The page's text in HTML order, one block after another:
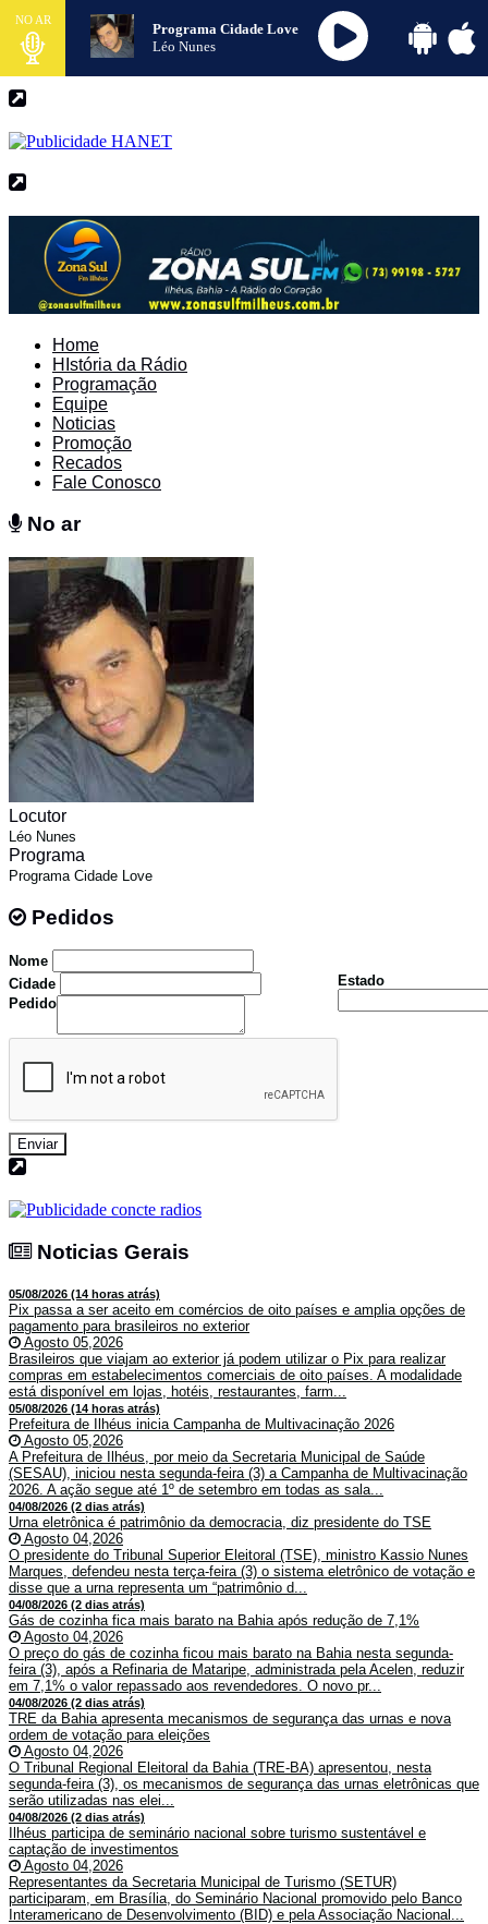
NO AR
Programa Cidade Love
Léo Nunes
Home
HIstória da Rádio
Programação
Equipe
Noticias
Promoção
Recados
Fale Conosco
No ar
Locutor
Léo Nunes
Programa
Programa Cidade Love
Pedidos
Nome
Cidade
Estado
Pedido
Enviar
Noticias Gerais
05/08/2026 (14 horas atrás)
Pix passa a ser aceito em comércios de oito países e amplia opções de
pagamento para brasileiros no exterior
Agosto 05,2026
Brasileiros que viajam ao exterior já podem utilizar o Pix para realizar
compras em estabelecimentos comerciais de oito países. A modalidade
está disponível em lojas, hotéis, restaurantes, farm...
05/08/2026 (14 horas atrás)
Prefeitura de Ilhéus inicia Campanha de Multivacinação 2026
Agosto 05,2026
A Prefeitura de Ilhéus, por meio da Secretaria Municipal de Saúde
(SESAU), iniciou nesta segunda-feira (3) a Campanha de Multivacinação
2026. A ação segue até 1º de setembro em todas as sala...
04/08/2026 (2 dias atrás)
Urna eletrônica é patrimônio da democracia, diz presidente do TSE
Agosto 04,2026
O presidente do Tribunal Superior Eleitoral (TSE), ministro Kassio Nunes
Marques, defendeu nesta terça-feira (3) o sistema eletrônico de votação e
disse que a urna representa um “patrimônio d...
04/08/2026 (2 dias atrás)
Gás de cozinha fica mais barato na Bahia após redução de 7,1%
Agosto 04,2026
O preço do gás de cozinha ficou mais barato na Bahia nesta segunda-
feira (3), após a Refinaria de Mataripe, administrada pela Acelen, reduzir
em 7,1% o valor repassado aos revendedores. O novo pr...
04/08/2026 (2 dias atrás)
TRE da Bahia apresenta mecanismos de segurança das urnas e nova
ordem de votação para eleições
Agosto 04,2026
O Tribunal Regional Eleitoral da Bahia (TRE-BA) apresentou, nesta
segunda-feira (3), os mecanismos de segurança das urnas eletrônicas que
serão utilizadas nas elei...
04/08/2026 (2 dias atrás)
Ilhéus participa de seminário nacional sobre turismo sustentável e
captação de investimentos
Agosto 04,2026
Representantes da Secretaria Municipal de Turismo (SETUR)
participaram, em Brasília, do Seminário Nacional promovido pelo Banco
Interamericano de Desenvolvimento (BID) e pela Associação Nacional...